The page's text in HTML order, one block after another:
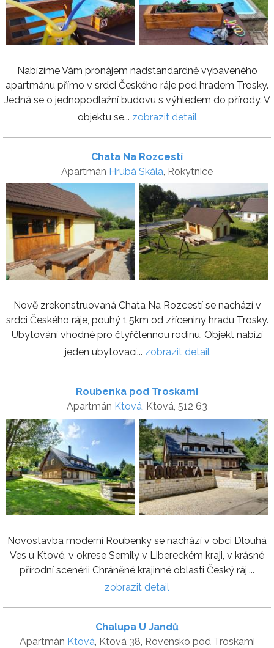
Nabízíme Vám pronájem nadstandardně vybaveného
apartmánu přímo v srdci Českého ráje pod hradem Trosky.
Jedná se o jednopodlažní budovu s výhledem do přírody. V
objektu se... zobrazit detail
Chata Na Rozcestí
Apartmán Hrubá Skála, Rokytnice
Nově zrekonstruovaná Chata Na Rozcestí se nachází v
srdci Českého ráje, pouhý 1,5km od zříceniny hradu Trosky.
Ubytování vhodné pro čtyřčlennou rodinu. Objekt nabízí
jeden ubytovací... zobrazit detail
Roubenka pod Troskami
Apartmán Ktová, Ktová, 512 63
Novostavba moderní Roubenky se nachází v obci Dlouhá
Ves u Ktové, v okrese Semily v Libereckém kraji, v krásné
přírodní scenérii Chráněné krajinné oblasti Český ráj,...
zobrazit detail
Chalupa U Jandů
Apartmán Ktová , Ktová 38, Rovensko pod Troskami